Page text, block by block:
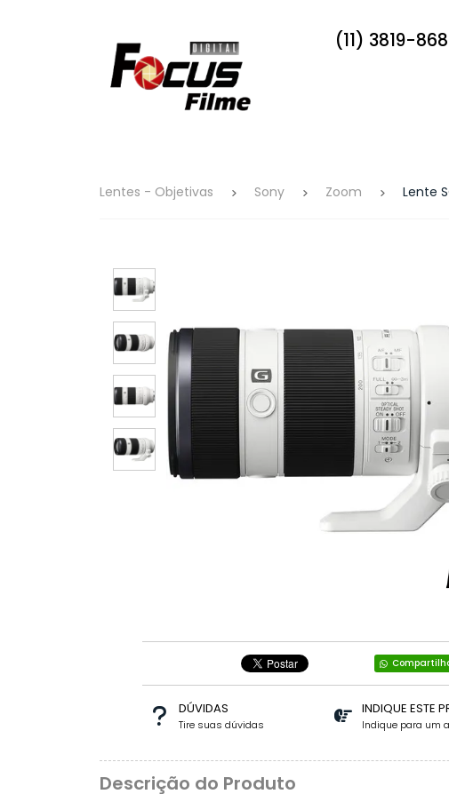
(11) 3819-
Lentes - Objetivas Sony Zoom Lente
DÚVIDAS
Tire suas dúvidas
INDIQUE ESTE
Indique para um
Descrição do Produto